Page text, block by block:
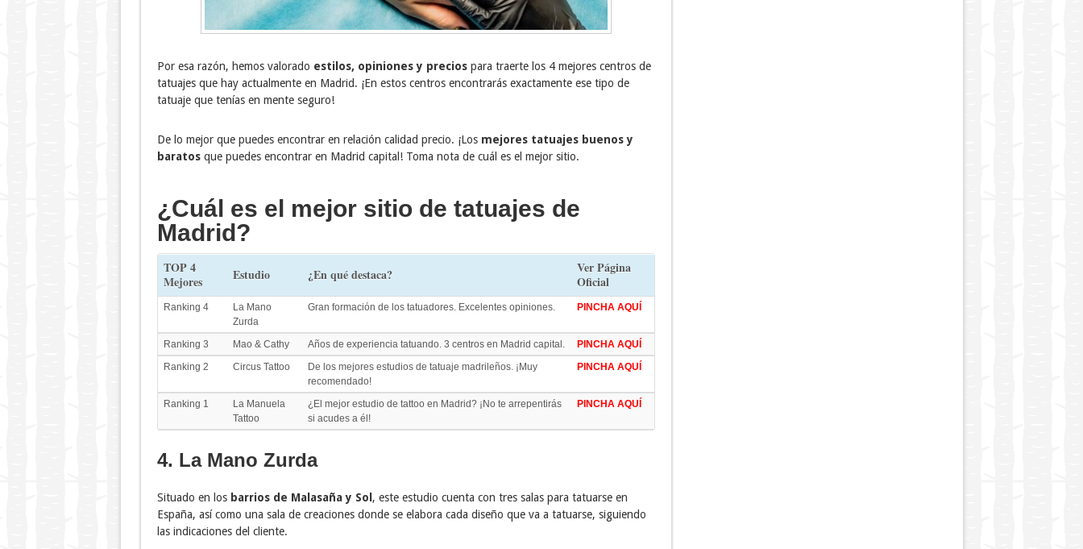
Por esa razón, hemos valorado estilos, opiniones y preciospara traerte los 4 mejores centros de
tatuajes que hay actualmente en Madrid. ¡En estos centros encontrarás exactamente ese tipo de
tatuaje que tenías en mente seguro!
De lo mejor que puedes encontrar en relación calidad precio. ¡Los mejores tatuajes buenos y
baratosque puedes encontrar en Madrid capital! Toma nota de cuál es el mejor sitio.
¿Cuál es el mejor sitio de tatuajes de
Madrid?
TOP 4
Mejores
Estudio ¿En qué destaca?
Ver Página
Oficial
Ranking 4
La Mano
Zurda
Gran formación de los tatuadores. Excelentes opiniones. PINCHA AQUÍ
Ranking 3 Mao & Cathy Años de experiencia tatuando. 3 centros en Madrid capital.
PINCHA AQUÍ
Ranking 2
Circus Tattoo
De los mejores estudios de tatuaje madrileños. ¡Muy
recomendado!
PINCHA AQUÍ
Ranking 1
La Manuela
Tattoo
¿El mejor estudio de tattoo en Madrid? ¡No te arrepentirás
si acudes a él!
PINCHA AQUÍ
4. La Mano Zurda
Situado en los barrios de Malasaña y Sol, este estudio cuenta con tres salas para tatuarse en
España, así como una sala de creaciones donde se elabora cada diseño que va a tatuarse, siguiendo
las indicaciones del cliente.